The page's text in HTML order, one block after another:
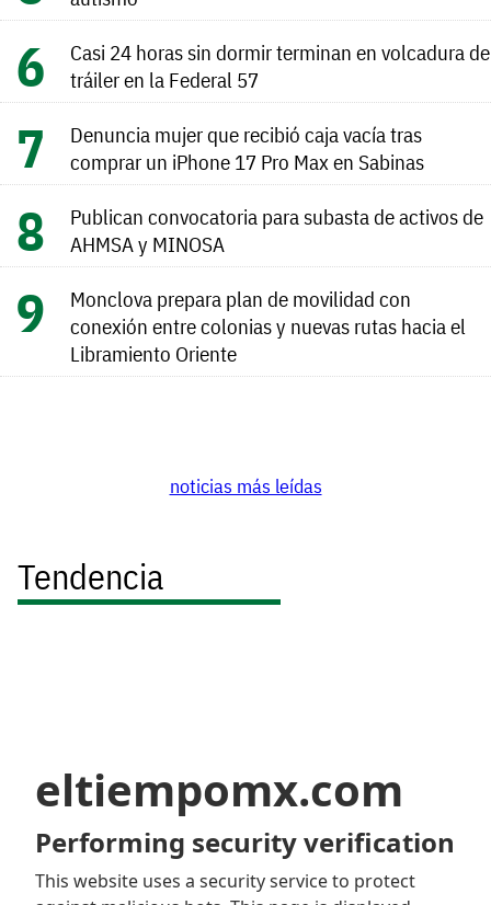
Casi 24 horas sin dormir terminan en volcadura de
tráiler en la Federal 57
Denuncia mujer que recibió caja vacía tras
comprar un iPhone 17 Pro Max en Sabinas
Publican convocatoria para subasta de activos de
AHMSA y MINOSA
Monclova prepara plan de movilidad con
conexión entre colonias y nuevas rutas hacia el
Libramiento Oriente
noticias más leídas
Tendencia